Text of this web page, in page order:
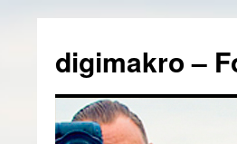
springen
digimakro –